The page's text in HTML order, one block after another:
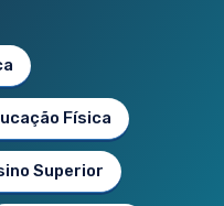
Física
Superior